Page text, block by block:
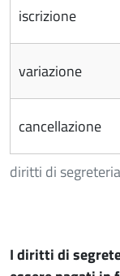
diritti di
iscrizione
variazione
cancellazione
I diritti di